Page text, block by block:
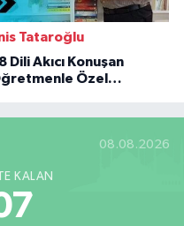
Tataroğlu
Dili Akıcı Konuşan
Özel
08.08.2026
KALAN